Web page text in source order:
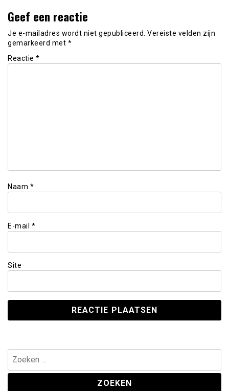
Geef een reactie
Je e-mailadres wordt niet gepubliceerd. Vereiste velden zijn
gemarkeerd met *
Reactie *
Naam *
E-mail *
Site
Zoeken
naar: